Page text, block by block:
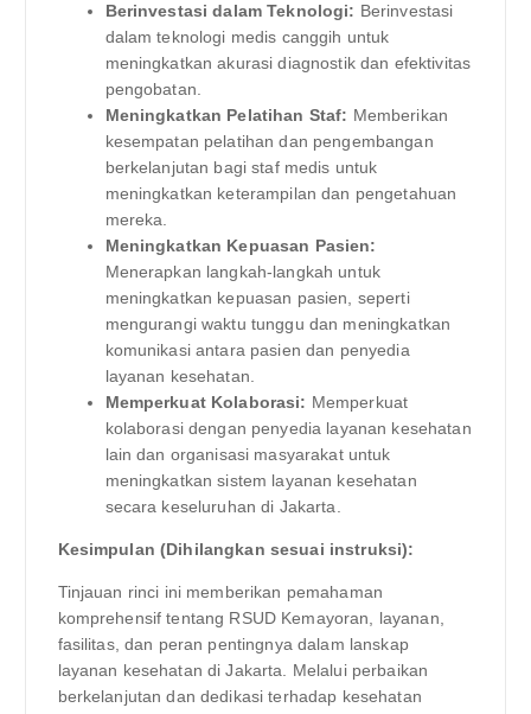
Berinvestasi dalam Teknologi: Berinvestasi
dalam teknologi medis canggih untuk
meningkatkan akurasi diagnostik dan efektivitas
pengobatan.
Meningkatkan Pelatihan Staf: Memberikan
kesempatan pelatihan dan pengembangan
berkelanjutan bagi staf medis untuk
meningkatkan keterampilan dan pengetahuan
mereka.
Meningkatkan Kepuasan Pasien:
Menerapkan langkah-langkah untuk
meningkatkan kepuasan pasien, seperti
mengurangi waktu tunggu dan meningkatkan
komunikasi antara pasien dan penyedia
layanan kesehatan.
Memperkuat Kolaborasi: Memperkuat
kolaborasi dengan penyedia layanan kesehatan
lain dan organisasi masyarakat untuk
meningkatkan sistem layanan kesehatan
secara keseluruhan di Jakarta.
Kesimpulan (Dihilangkan sesuai instruksi):
Tinjauan rinci ini memberikan pemahaman
komprehensif tentang RSUD Kemayoran, layanan,
fasilitas, dan peran pentingnya dalam lanskap
layanan kesehatan di Jakarta. Melalui perbaikan
berkelanjutan dan dedikasi terhadap kesehatan